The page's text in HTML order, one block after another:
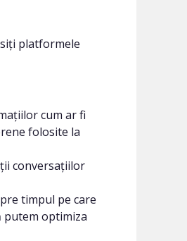
platformele
cum ar fi
folosite la
conversațiilor
timpul pe care
putem optimiza